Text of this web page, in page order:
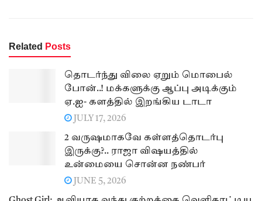
Related Posts
தொடர்ந்து விலை ஏறும் மொபைல்
போன்..! மக்களுக்கு ஆப்பு அடிக்கும்
ஏ.ஐ- களத்தில் இறங்கிய டாடா
JULY 17, 2026
2 வருஷமாகவே கள்ளத்தொடர்பு
இருக்கு?.. ராஜா விஷயத்தில்
உன்மையை சொன்ன நண்பர்
JUNE 5, 2026